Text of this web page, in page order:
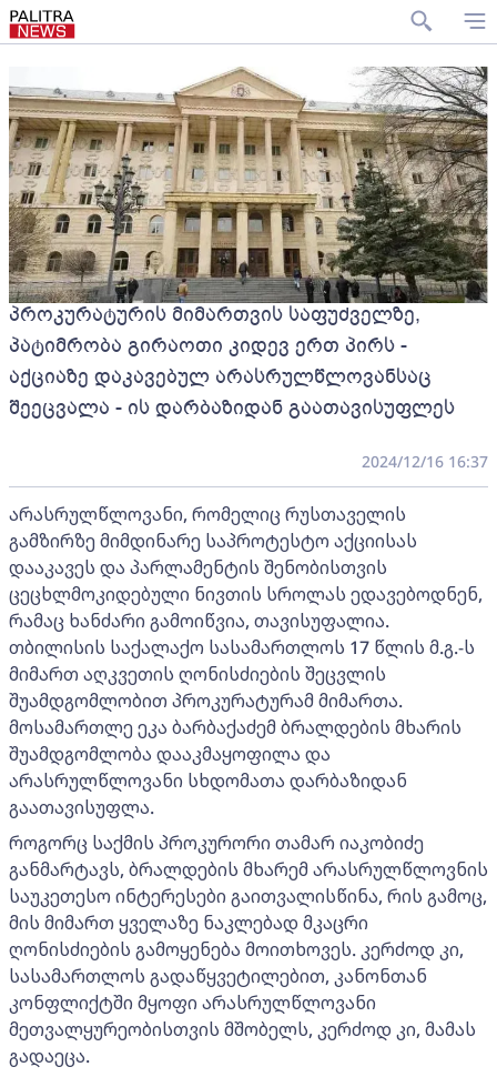
პროკურატურის მიმართვის საფუძველზე,
პატიმრობა გირაოთი კიდევ ერთ პირს -
აქციაზე დაკავებულ არასრულწლოვანსაც
შეეცვალა - ის დარბაზიდან გაათავისუფლეს
2024/12/16 16:37
არასრულწლოვანი, რომელიც რუსთაველის
გამზირზე მიმდინარე საპროტესტო აქციისას
დააკავეს და პარლამენტის შენობისთვის
ცეცხლმოკიდებული ნივთის სროლას ედავებოდნენ,
რამაც ხანძარი გამოიწვია, თავისუფალია.
თბილისის საქალაქო სასამართლოს 17 წლის მ.გ.-ს
მიმართ აღკვეთის ღონისძიების შეცვლის
შუამდგომლობით პროკურატურამ მიმართა.
მოსამართლე ეკა ბარბაქაძემ ბრალდების მხარის
შუამდგომლობა დააკმაყოფილა და
არასრულწლოვანი სხდომათა დარბაზიდან
გაათავისუფლა.
როგორც საქმის პროკურორი თამარ იაკობიძე
განმარტავს, ბრალდების მხარემ არასრულწლოვნის
საუკეთესო ინტერესები გაითვალისწინა, რის გამოც,
მის მიმართ ყველაზე ნაკლებად მკაცრი
ღონისძიების გამოყენება მოითხოვეს. კერძოდ კი,
სასამართლოს გადაწყვეტილებით, კანონთან
კონფლიქტში მყოფი არასრულწლოვანი
მეთვალყურეობისთვის მშობელს, კერძოდ კი, მამას
გადაეცა.